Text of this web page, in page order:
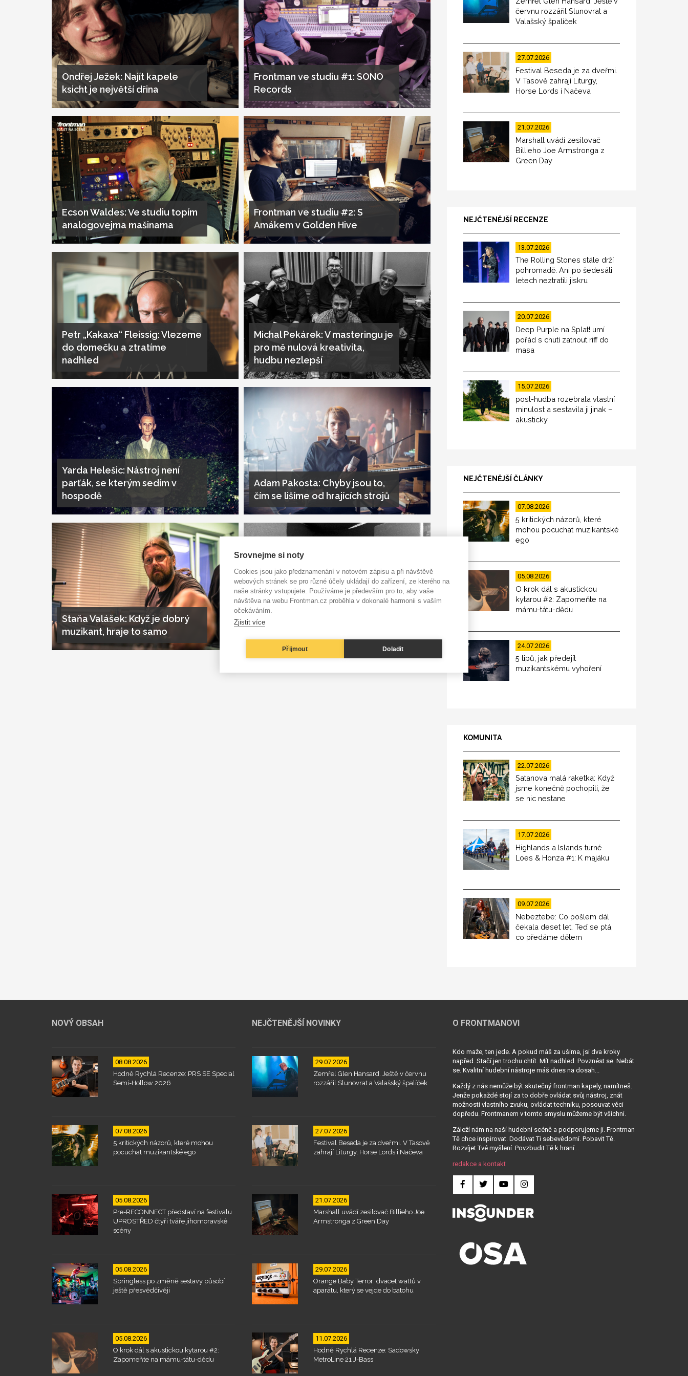
Ondřej Ježek: Najít kapele
ksicht je největší dřina
Frontman ve studiu #1: SONO
Records
Ecson Waldes: Ve studiu topím
analogovejma mašinama
Frontman ve studiu #2: S
Amákem v Golden Hive
Petr „Kakaxa“ Fleissig: Vlezeme
do domečku a ztratíme
nadhled
Michal Pekárek: V masteringu je
pro mě nulová kreativita,
hudbu nezlepší
Yarda Helešic: Nástroj není
parťák, se kterým sedím v
hospodě
Adam Pakosta: Chyby jsou to,
čím se lišíme od hrajících strojů
Staňa Valášek: Když je dobrý
muzikant, hraje to samo
Tomáš Neuwerth: Píseň si o
červnu rozzářil Slunovrat a
Valašský špalíček
27.07.2026
Festival Beseda je za dveřmi.
V Tasově zahrají Liturgy,
Horse Lords i Načeva
21.07.2026
Marshall uvádí zesilovač
Billieho Joe Armstronga z
Green Day
NEJČTENĚJŠÍ RECENZE
13.07.2026
The Rolling Stones stále drží
pohromadě. Ani po šedesáti
letech neztratili jiskru
20.07.2026
Deep Purple na Splat! umí
pořád s chutí zatnout riff do
masa
15.07.2026
post-hudba rozebrala vlastní
minulost a sestavila ji jinak –
akusticky
NEJČTENĚJŠÍ ČLÁNKY
07.08.2026
5 kritických názorů, které
mohou pocuchat muzikantské
ego
05.08.2026
O krok dál s akustickou
kytarou #2: Zapomeňte na
mámu-tátu-dědu
24.07.2026
5 tipů, jak předejít
muzikantskému vyhoření
KOMUNITA
22.07.2026
Satanova malá raketka: Když
jsme konečně pochopili, že
se nic nestane
17.07.2026
Highlands a Islands turné
Loes & Honza #1: K majáku
09.07.2026
Nebeztebe: Co pošlem dál
čekala deset let. Teď se ptá,
co předáme dětem
NOVÝ OBSAH
08.08.2026
Hodně Rychlá Recenze: PRS SE Special
Semi-Hollow 2026
07.08.2026
5 kritických názorů, které mohou
pocuchat muzikantské ego
05.08.2026
Pre-RECONNECT představí na festivalu
UPROSTŘED čtyři tváře jihomoravské
scény
05.08.2026
Springless po změně sestavy působí
ještě přesvědčivěji
05.08.2026
O krok dál s akustickou kytarou #2:
Zapomeňte na mámu-tátu-dědu
NEJČTENĚJŠÍ NOVINKY
29.07.2026
Zemřel Glen Hansard. Ještě v červnu
rozzářil Slunovrat a Valašský špalíček
27.07.2026
Festival Beseda je za dveřmi. V Tasově
zahrají Liturgy, Horse Lords i Načeva
21.07.2026
Marshall uvádí zesilovač Billieho Joe
Armstronga z Green Day
29.07.2026
Orange Baby Terror: dvacet wattů v
aparátu, který se vejde do batohu
11.07.2026
Hodně Rychlá Recenze: Sadowsky
MetroLine 21 J-Bass
O FRONTMANOVI
Kdo maže, ten jede. A pokud máš za ušima, jsi dva kroky
napřed. Stačí jen trochu chtít. Mít nadhled. Povznést se. Nebát
se. Kvalitní hudební nástroje máš dnes na dosah...
Každý z nás nemůže být skutečný frontman kapely, namítneš.
Jenže pokaždé stojí za to dobře ovládat svůj nástroj, znát
možnosti vlastního zvuku, ovládat techniku, posouvat věci
dopředu. Frontmanem v tomto smyslu můžeme být všichni.
Záleží nám na naší hudební scéně a podporujeme ji. Frontman
Tě chce inspirovat. Dodávat Ti sebevědomí. Pobavit Tě.
Rozvíjet Tvé myšlení. Povzbudit Tě k hraní...
redakce a kontakt
Srovnejme si noty
Cookies jsou jako předznamenání v notovém zápisu a při návštěvě
webových stránek se pro různé účely ukládají do zařízení, ze kterého na
naše stránky vstupujete. Používáme je především pro to, aby vaše
návštěva na webu Frontman.cz proběhla v dokonalé harmonii s vaším
očekáváním.
Zjistit více
Přijmout Doladit